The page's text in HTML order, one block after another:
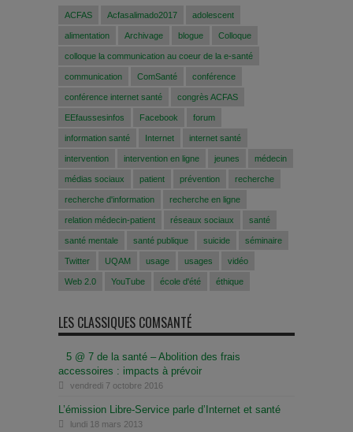
ACFAS Acfasalimado2017 adolescent
alimentation Archivage blogue Colloque
colloque la communication au coeur de la e-santé
communication ComSanté conférence
conférence internet santé congrès ACFAS
EEfaussesinfos Facebook forum
information santé Internet internet santé
intervention intervention en ligne jeunes médecin
médias sociaux patient prévention recherche
recherche d'information recherche en ligne
relation médecin-patient réseaux sociaux santé
santé mentale santé publique suicide séminaire
Twitter UQAM usage usages vidéo
Web 2.0 YouTube école d'été éthique
LES CLASSIQUES COMSANTÉ
5 @ 7 de la santé – Abolition des frais
accessoires : impacts à prévoir
vendredi 7 octobre 2016
L’émission Libre-Service parle d’Internet et santé
lundi 18 mars 2013